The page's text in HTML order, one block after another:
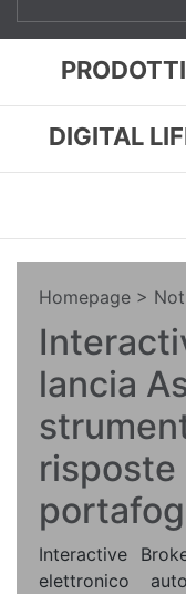
PRODOTTI
DIGITAL
Homepage >
lancia
risposte
Interactive
elettronico